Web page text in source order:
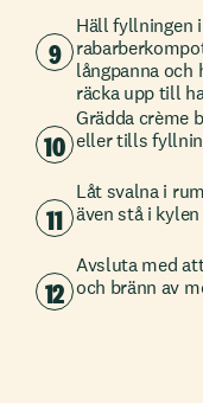
9
Häll fyllningen
långpanna
räcka upp till
10
Grädda crème
eller tills
11
Låt svalna i
även stå i
12
Avsluta med
och bränn av